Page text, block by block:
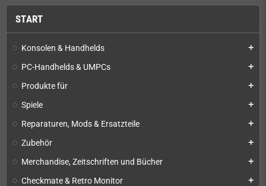
START
Konsolen & Handhelds add
PC-Handhelds & UMPCs add
Produkte für add
Spiele add
Reparaturen, Mods & Ersatzteile add
Zubehör add
Merchandise, Zeitschriften und Bücher add
Checkmate & Retro Monitor add